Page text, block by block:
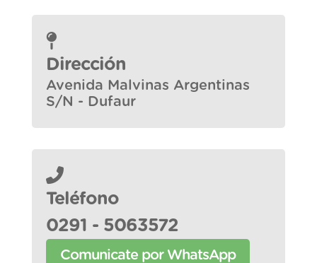
Dirección
Avenida Malvinas Argentinas
S/N - Dufaur
Teléfono
0291 - 5063572
Comunicate por WhatsApp